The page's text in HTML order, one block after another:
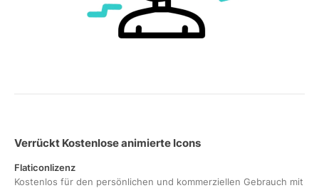
Verrückt Kostenlose animierte Icons
Flaticonlizenz
Kostenlos für den persönlichen und kommerziellen Gebrauch mit